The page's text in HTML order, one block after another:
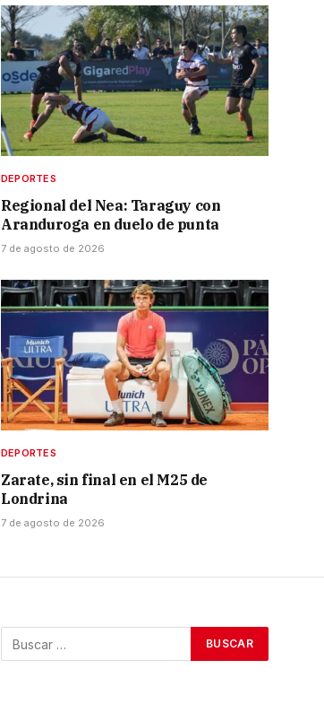
DEPORTES
Regional del Nea: Taraguy con
Aranduroga en duelo de punta
7 de agosto de 2026
DEPORTES
Zarate, sin final en el M25 de
Londrina
7 de agosto de 2026